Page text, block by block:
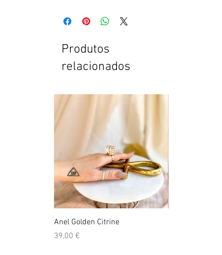
Produtos
relacionados
Anel Golden Citrine
Preço
39,00 €